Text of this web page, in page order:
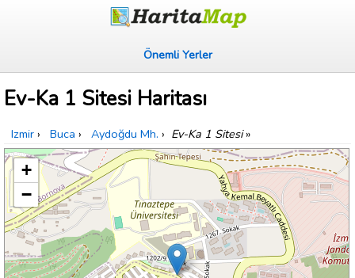
Önemli Yerler
Ev-Ka 1 Sitesi Haritası
Izmir › Buca › Aydoğdu Mh. › Ev-Ka 1 Sitesi»
+
−